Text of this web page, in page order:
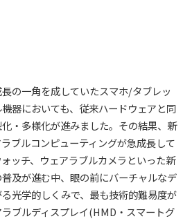
の一角を成していたスマホ/タブレッ
器においても、従来ハードウェアと同
・多様化が進みました。その結果、新
ブルコンピューティングが急成長して
ッチ、ウェアラブルカメラといった新
及が進む中、眼の前にバーチャルなデ
光学的しくみで、最も技術的難易度が
ブルディスプレイ(HMD・スマートグ